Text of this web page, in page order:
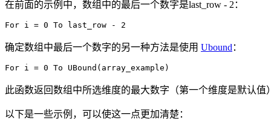
在前面的示例中，数组中的最后一个数字是last_row - 2：
确定数组中最后一个数字的另一种方法是使用 Ubound ：
此函数返回数组中所选维度的最大数字（第一个维度是默认值
以下是一些示例，可以使这一点更加清楚：